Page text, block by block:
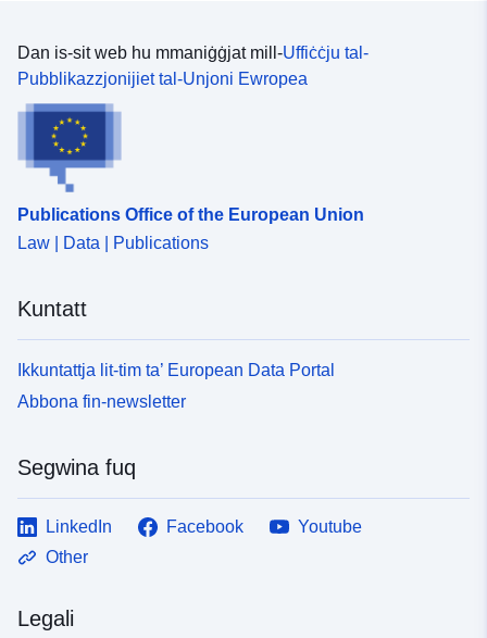
προγενέστερες.&#160;Ο χρήστης έχει την ευθύνη να
λαμβάνει γνώση των επικαιροποιούμενων
συμπληρωματικής πληροφόρησης που συνοδεύουν το
κάθε σύνολο δεδομένων, προτού προχωρήσει στη
χρήση του.​​​
Dan is-sit web hu mmaniġġjat mill-Uffiċċju tal-
Pubblikazzjonijiet tal-Unjoni Ewropea
Publications Office of the European Union
Law | Data | Publications
Kuntatt
Ikkuntattja lit-tim ta’ European Data Portal
Abbona fin-newsletter
Segwina fuq
LinkedIn Facebook
Youtube
Other
Legali